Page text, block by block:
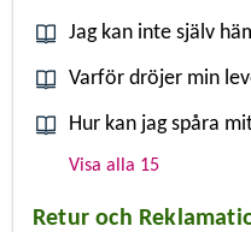
Jag kan inte själv
Varför dröjer min
Hur kan jag spåra
Visa alla 15
Retur och